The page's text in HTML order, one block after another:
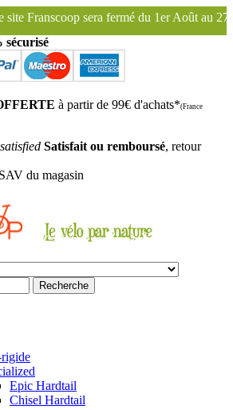
du 1er Août au 27 Août inclus. Bonnes
sécurisé
à partir de 99€ d'achats*(France
Satisfait ou remboursé, retour
du magasin
Recherche
Epic Hardtail
Chisel Hardtail